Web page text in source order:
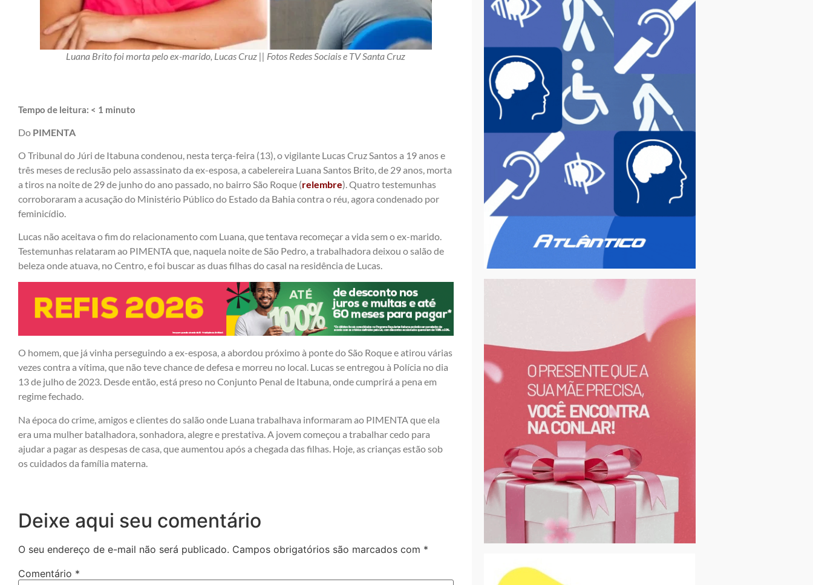
Luana Brito foi morta pelo ex-marido, Lucas Cruz || Fotos Redes Sociais e TV Santa Cruz
Tempo de leitura: < 1 minuto
Do PIMENTA
O Tribunal do Júri de Itabuna condenou, nesta terça-feira (13), o vigilante Lucas Cruz Santos a 19 anos e
três meses de reclusão pelo assassinato da ex-esposa, a cabelereira Luana Santos Brito, de 29 anos, morta
a tiros na noite de 29 de junho do ano passado, no bairro São Roque (relembre). Quatro testemunhas
corroboraram a acusação do Ministério Público do Estado da Bahia contra o réu, agora condenado por
feminicídio.
Lucas não aceitava o fim do relacionamento com Luana, que tentava recomeçar a vida sem o ex-marido.
Testemunhas relataram ao PIMENTA que, naquela noite de São Pedro, a trabalhadora deixou o salão de
beleza onde atuava, no Centro, e foi buscar as duas filhas do casal na residência de Lucas.
O homem, que já vinha perseguindo a ex-esposa, a abordou próximo à ponte do São Roque e atirou várias
vezes contra a vítima, que não teve chance de defesa e morreu no local. Lucas se entregou à Polícia no dia
13 de julho de 2023. Desde então, está preso no Conjunto Penal de Itabuna, onde cumprirá a pena em
regime fechado.
Na época do crime, amigos e clientes do salão onde Luana trabalhava informaram ao PIMENTA que ela
era uma mulher batalhadora, sonhadora, alegre e prestativa. A jovem começou a trabalhar cedo para
ajudar a pagar as despesas de casa, que aumentou após a chegada das filhas. Hoje, as crianças estão sob
os cuidados da família materna.
Deixe aqui seu comentário
O seu endereço de e-mail não será publicado. Campos obrigatórios são marcados com *
Comentário *